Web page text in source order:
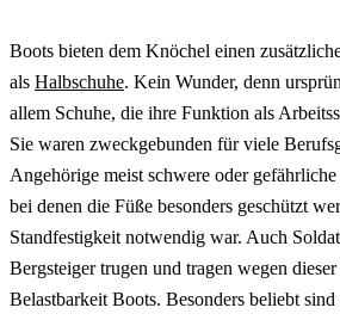
Boots bieten dem Knöchel einen
als Halbschuhe. Kein Wunder, denn
allem Schuhe, die ihre Funktion als
Sie waren zweckgebunden für viele
Angehörige meist schwere oder
bei denen die Füße besonders geschützt
Standfestigkeit notwendig war. Auch
Bergsteiger trugen und tragen wegen dieser
Belastbarkeit Boots. Besonders beliebt